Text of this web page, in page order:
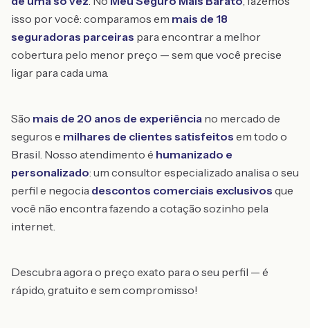
isso por você: comparamos em mais de 18
seguradoras parceiras para encontrar a melhor
cobertura pelo menor preço — sem que você precise
ligar para cada uma.
São mais de 20 anos de experiência no mercado de
seguros e milhares de clientes satisfeitos em todo o
Brasil. Nosso atendimento é humanizado e
personalizado: um consultor especializado analisa o seu
perfil e negocia descontos comerciais exclusivos que
você não encontra fazendo a cotação sozinho pela
internet.
Descubra agora o preço exato para o seu perfil — é
rápido, gratuito e sem compromisso!